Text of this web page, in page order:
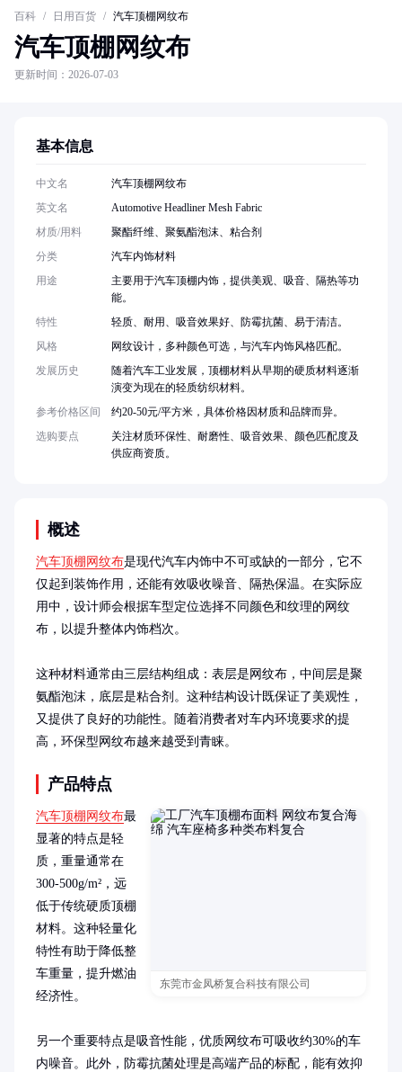
百科 / 日用百货 / 汽车顶棚网纹布
汽车顶棚网纹布
更新时间：2026-07-03
概述
汽车顶棚网纹布是现代汽车内饰中不可或缺的一部分，它不
仅起到装饰作用，还能有效吸收噪音、隔热保温。在实际应
用中，设计师会根据车型定位选择不同颜色和纹理的网纹
布，以提升整体内饰档次。
这种材料通常由三层结构组成：表层是网纹布，中间层是聚
氨酯泡沫，底层是粘合剂。这种结构设计既保证了美观性，
又提供了良好的功能性。随着消费者对车内环境要求的提
高，环保型网纹布越来越受到青睐。
产品特点
东莞市金凤桥复合科技有限公司
汽车顶棚网纹布最
显著的特点是轻
质，重量通常在
300-500g/m²，远
低于传统硬质顶棚
材料。这种轻量化
特性有助于降低整
车重量，提升燃油
经济性。
另一个重要特点是吸音性能，优质网纹布可吸收约30%的车
内噪音。此外，防霉抗菌处理是高端产品的标配，能有效抑
基本信息
中文名
汽车顶棚网纹布
英文名
Automotive Headliner Mesh Fabric
材质/用料
聚酯纤维、聚氨酯泡沫、粘合剂
分类
汽车内饰材料
用途
主要用于汽车顶棚内饰，提供美观、吸音、隔热等功
能。
特性
轻质、耐用、吸音效果好、防霉抗菌、易于清洁。
风格
网纹设计，多种颜色可选，与汽车内饰风格匹配。
发展历史
随着汽车工业发展，顶棚材料从早期的硬质材料逐渐
演变为现在的轻质纺织材料。
参考价格区间
约20-50元/平方米，具体价格因材质和品牌而异。
选购要点
关注材质环保性、耐磨性、吸音效果、颜色匹配度及
供应商资质。